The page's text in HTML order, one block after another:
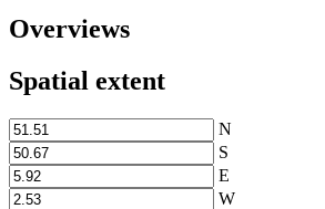
Overviews
Spatial extent
N
S
E
W